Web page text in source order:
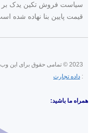
سیاست فروش تکین یدک بر
قیمت پایین بنا نهاده شده
2023 © تمامی حقوق برای
: داده تجارت
همراه ما باشید: